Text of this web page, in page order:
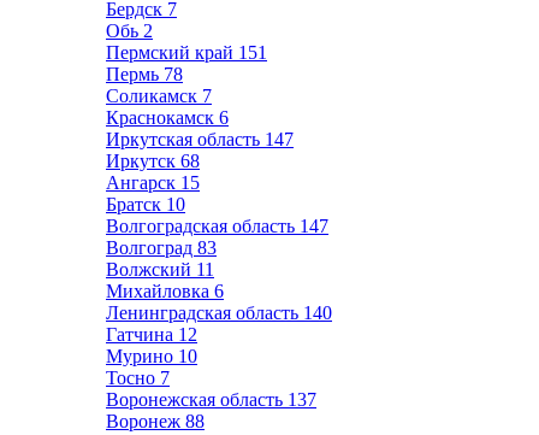
Бердск 7
Обь 2
Пермский край 151
Пермь 78
Соликамск 7
Краснокамск 6
Иркутская область 147
Иркутск 68
Ангарск 15
Братск 10
Волгоградская область 147
Волгоград 83
Волжский 11
Михайловка 6
Ленинградская область 140
Гатчина 12
Мурино 10
Тосно 7
Воронежская область 137
Воронеж 88